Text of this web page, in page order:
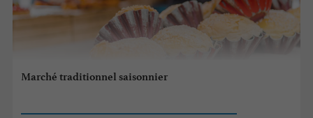
Marché traditionnel saisonnier